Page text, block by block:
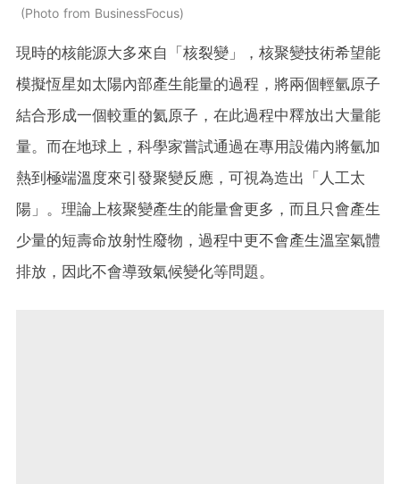
Photo from BusinessFocus
現時的核能源大多來自「核裂變」，核聚變技術希望能
模擬恆星如太陽內部產生能量的過程，將兩個輕氫原子
結合形成一個較重的氦原子，在此過程中釋放出大量能
量。而在地球上，科學家嘗試通過在專用設備內將氫加
熱到極端溫度來引發聚變反應，可視為造出「人工太
陽」。理論上核聚變產生的能量會更多，而且只會產生
少量的短壽命放射性廢物，過程中更不會產生溫室氣體
排放，因此不會導致氣候變化等問題。